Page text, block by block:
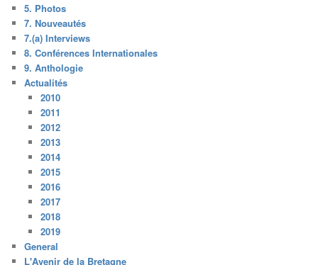
5. Photos
7. Nouveautés
7.(a) Interviews
8. Conférences Internationales
9. Anthologie
Actualités
2010
2011
2012
2013
2014
2015
2016
2017
2018
2019
General
L'Avenir de la Bretagne